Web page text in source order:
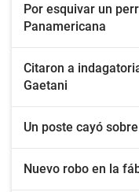
Por esquivar un
Panamericana
Citaron a
Gaetani
Un poste cayó
Nuevo robo en la